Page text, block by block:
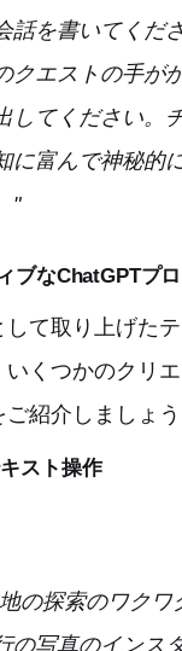
話を書いてくだ
クエストの手が
してください。
に富んで神秘的
"
ブなChatGPTプ
て取り上げた
いくつかのクリ
紹介しましょう
スト操作
の探索のワクワ
の写真のインス